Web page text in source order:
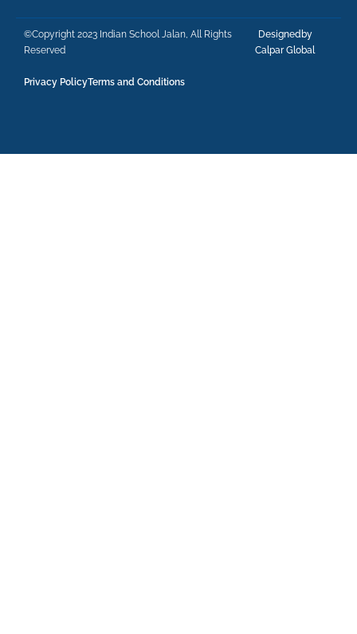
©Copyright 2023 Indian School Jalan, All Rights
Reserved
Designedby
Calpar Global
Privacy PolicyTerms and Conditions